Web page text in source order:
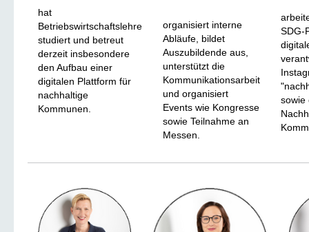
hat
Betriebswirtschaftslehre
studiert und betreut
derzeit insbesondere
den Aufbau einer
digitalen Plattform für
nachhaltige
Kommunen.
organisiert interne
Abläufe, bildet
Auszubildende aus,
unterstützt die
Kommunikationsarbeit
und organisiert
Events wie Kongresse
sowie Teilnahme an
Messen.
SDG-
sowie